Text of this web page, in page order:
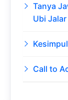
Tanya
Ubi Jalar
Call to